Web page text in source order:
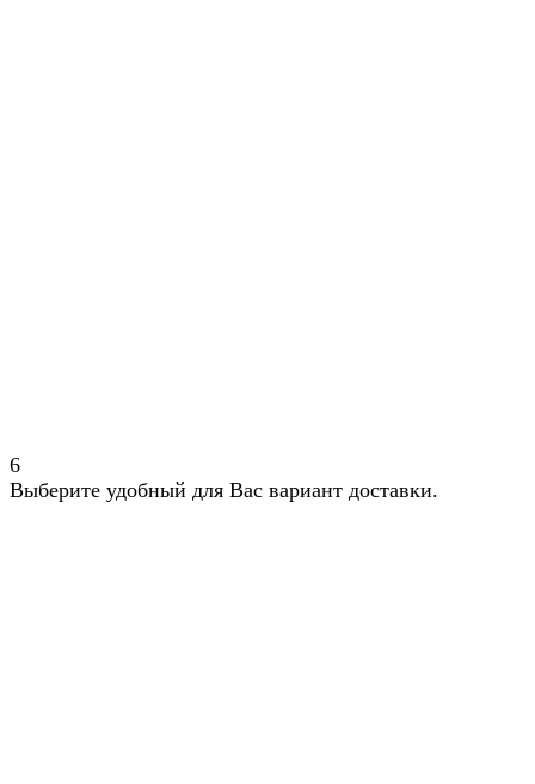
6
Выберите удобный для Вас вариант доставки.